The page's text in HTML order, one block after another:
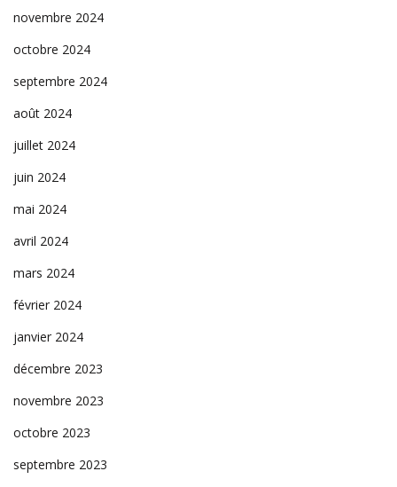
novembre 2024
octobre 2024
septembre 2024
août 2024
juillet 2024
juin 2024
mai 2024
avril 2024
mars 2024
février 2024
janvier 2024
décembre 2023
novembre 2023
octobre 2023
septembre 2023